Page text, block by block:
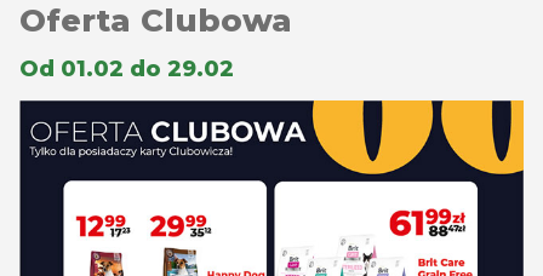
Oferta Clubowa
Od 01.02 do 29.02